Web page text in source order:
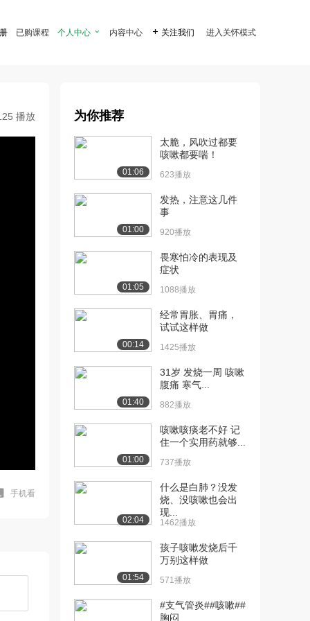
已购课程 个人中心  内容中心  关注我们 进入关怀模式
播放
手机看
为你推荐
01:06
太脆，风吹过都要
咳嗽都要喘！
623播放
01:00
发热，注意这几件
事
920播放
01:05
畏寒怕冷的表现及
症状
1088播放
00:14
经常胃胀、胃痛，
试试这样做
1425播放
01:40
31岁 发烧一周 咳嗽
腹痛 寒气...
882播放
01:00
咳嗽咳痰老不好 记
住一个实用药就够...
737播放
02:04
什么是白肺？没发
烧、没咳嗽也会出
现...
1462播放
01:54
孩子咳嗽发烧后千
万别这样做
571播放
#支气管炎##咳嗽##
胸闷